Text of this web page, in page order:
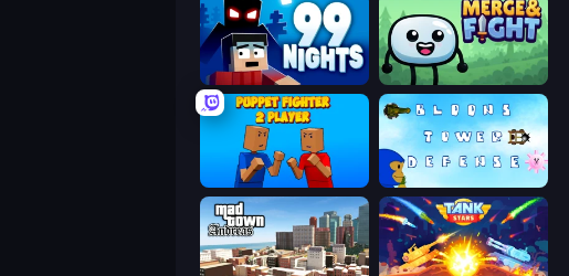
99 Nights (Bloxd.io) Merge & Fight
Puppet Fighter 2 Player